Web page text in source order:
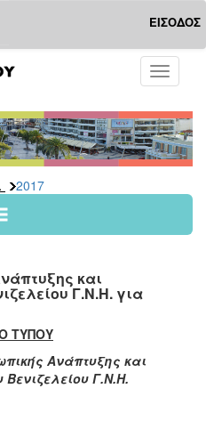
ΕΙΣΟΔΟΣ
Toggle
2017
και
Γ.Ν.Η. για
ΤΥΠΟΥ
Ανάπτυξης και
Βενιζελείου Γ.Ν.Η.